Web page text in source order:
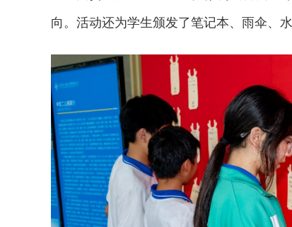
向。活动还为学生颁发了笔记本、雨伞、